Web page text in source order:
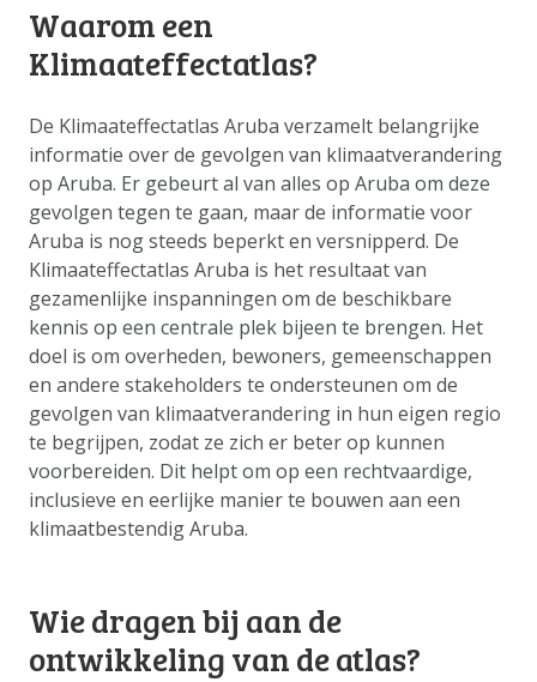
Waarom een
Klimaateffectatlas?
De Klimaateffectatlas Aruba verzamelt belangrijke
informatie over de gevolgen van klimaatverandering
op Aruba. Er gebeurt al van alles op Aruba om deze
gevolgen tegen te gaan, maar de informatie voor
Aruba is nog steeds beperkt en versnipperd. De
Klimaateffectatlas Aruba is het resultaat van
gezamenlijke inspanningen om de beschikbare
kennis op een centrale plek bijeen te brengen. Het
doel is om overheden, bewoners, gemeenschappen
en andere stakeholders te ondersteunen om de
gevolgen van klimaatverandering in hun eigen regio
te begrijpen, zodat ze zich er beter op kunnen
voorbereiden. Dit helpt om op een rechtvaardige,
inclusieve en eerlijke manier te bouwen aan een
klimaatbestendig Aruba.
Wie dragen bij aan de
ontwikkeling van de atlas?
ADAPTATIE-OPTIES
MetanavigatieHELPDESK
DATA OPVRAGEN
OVER ONS
FAQ
ANDERE ATLASSEN